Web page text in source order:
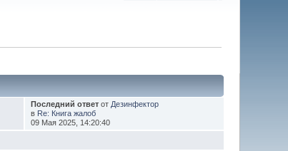
Последний ответот Дезинфектор
в Re: Книга жалоб
09 Мая 2025, 14:20:40